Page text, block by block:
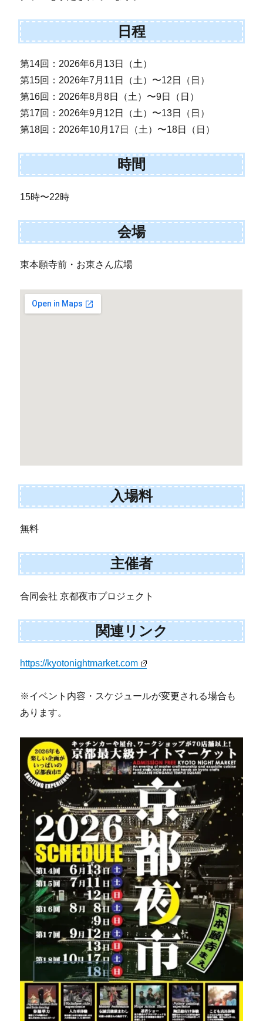
日程
第14回：2026年6月13日（土）
第15回：2026年7月11日（土）〜12日（日）
第16回：2026年8月8日（土）〜9日（日）
第17回：2026年9月12日（土）〜13日（日）
第18回：2026年10月17日（土）〜18日（日）
時間
15時〜22時
会場
東本願寺前・お東さん広場
入場料
無料
主催者
合同会社 京都夜市プロジェクト
関連リンク
https://kyotonightmarket.com
※イベント内容・スケジュールが変更される場合も
あります。